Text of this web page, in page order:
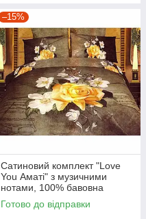
–15%
Сатиновий комплект "Love
You Аматі" з музичними
нотами, 100% бавовна
полуторний
Готово до відправки